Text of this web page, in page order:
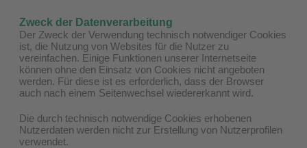
Zweck der Datenverarbeitung
Der Zweck der Verwendung technisch notwendiger Cookies
ist, die Nutzung von Websites für die Nutzer zu
vereinfachen. Einige Funktionen unserer Internetseite
können ohne den Einsatz von Cookies nicht angeboten
werden. Für diese ist es erforderlich, dass der Browser
auch nach einem Seitenwechsel wiedererkannt wird.
Die durch technisch notwendige Cookies erhobenen
Nutzerdaten werden nicht zur Erstellung von Nutzerprofilen
verwendet.